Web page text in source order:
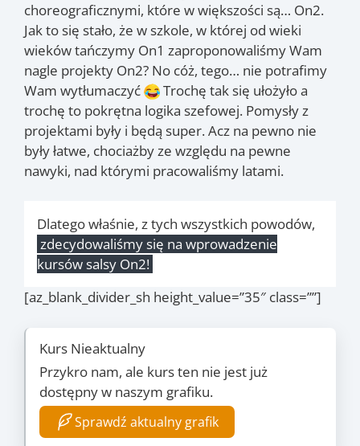
choreograficznymi, które w większości są… On2.
Jak to się stało, że w szkole, w której od wieki
wieków tańczymy On1 zaproponowaliśmy Wam
nagle projekty On2? No cóż, tego… nie potrafimy
Wam wytłumaczyć
Trochę tak się ułożyło a
trochę to pokrętna logika szefowej. Pomysły z
projektami były i będą super. Acz na pewno nie
były łatwe, chociażby ze względu na pewne
nawyki, nad którymi pracowaliśmy latami.
Dlatego właśnie, z tych wszystkich powodów,
zdecydowaliśmy się na wprowadzenie
kursów salsy On2!
[az_blank_divider_sh height_value=”35″ class=””]
Kurs Nieaktualny
Przykro nam, ale kurs ten nie jest już
dostępny w naszym grafiku.
Sprawdź aktualny grafik